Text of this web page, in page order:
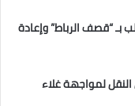
“قصف الرباط” وإعادة
لمواجهة غلاء